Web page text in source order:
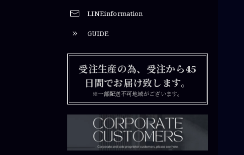
LINEinformation
GUIDE
受注生産の為、受注から45
日間でお届け致します。
※一部配送不可地域がございます。